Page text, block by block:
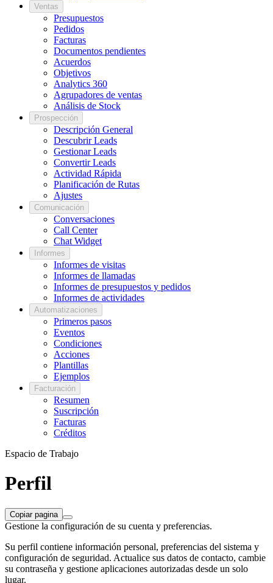
Ventas
Presupuestos
Pedidos
Facturas
Documentos pendientes
Acuerdos
Objetivos
Analytics 360
Agrupadores de ventas
Análisis de Stock
Prospección
Descripción General
Descubrir Leads
Gestionar Leads
Convertir Leads
Actividad Rápida
Planificación de Rutas
Ajustes
Comunicación
Conversaciones
Call Center
Chat Widget
Informes
Informes de visitas
Informes de llamadas
Informes de presupuestos y pedidos
Informes de actividades
Automatizaciones
Primeros pasos
Eventos
Condiciones
Acciones
Plantillas
Ejemplos
Facturación
Resumen
Suscripción
Facturas
Créditos
Espacio de Trabajo
Perfil
Copiar pagina
Gestione la configuración de su cuenta y preferencias.
Su perfil contiene información personal, preferencias del sistema y
configuración de seguridad. Actualice sus datos de contacto, cambie
su contraseña y gestione aplicaciones autorizadas desde un solo
lugar.